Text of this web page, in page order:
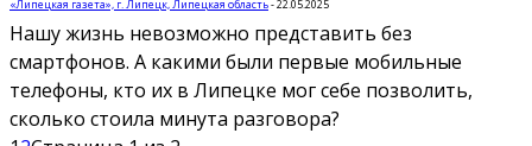
«Липецкая газета», г. Липецк, Липецкая область-22.05.2025
Нашу жизнь невозможно представить без
смартфонов. А какими были первые мобильные
телефоны, кто их в Липецке мог себе позволить,
сколько стоила минута разговора?